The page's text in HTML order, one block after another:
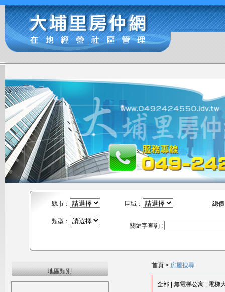
縣市： 區域： 總
類型：
關鍵字查詢 :
地區類別
首頁 > 房屋搜尋
全部 無電梯公寓 電梯